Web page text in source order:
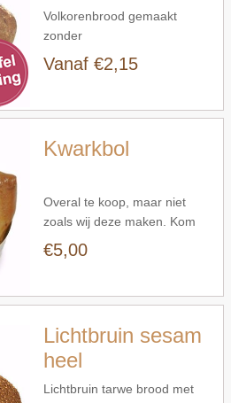
Volkorenbrood gemaakt
zonder
broodverbetermiddelen
Vanaf €2,15
Kwarkbol
Overal te koop, maar niet
zoals wij deze maken. Kom
maar proeven.
€5,00
Lichtbruin sesam
heel
Lichtbruin tarwe brood met